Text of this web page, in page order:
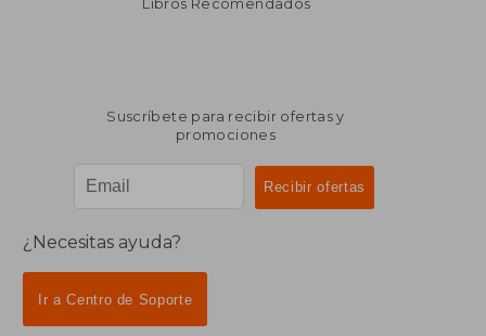
Libros Recomendados
Suscríbete para recibir ofertas y
promociones
¿Necesitas ayuda?
Ir a Centro de Soporte